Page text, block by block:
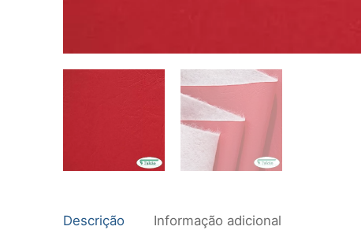
Descrição Informação adicional